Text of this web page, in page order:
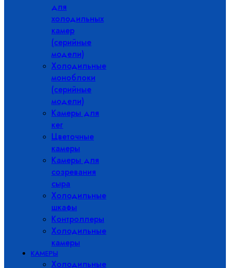
для
холодильных
камер
(серийные
модели)
Холодильные
моноблоки
(серийные
модели)
Камеры для
кег
Цветочные
камеры
Камеры для
созревания
сыра
Холодильные
шкафы
Контроллеры
Холодильные
камеры
КАМЕРЫ
Холодильные